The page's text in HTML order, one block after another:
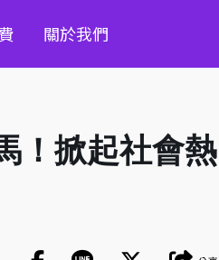
關於我們
！掀起社會熱